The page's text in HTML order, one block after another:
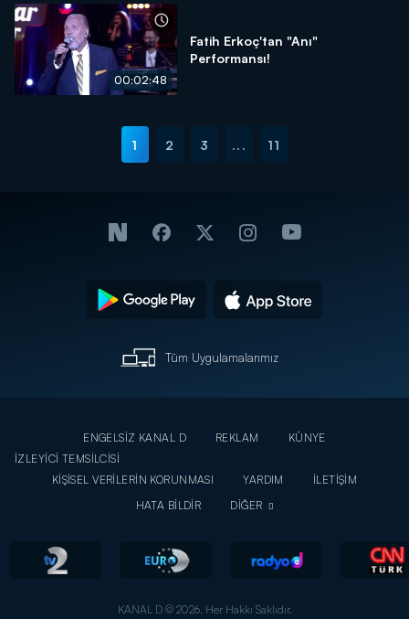
00:02:48
Fatih Erkoç'tan "Anı"
Performansı!
1 2 3 ... 11
Tüm Uygulamalarımız
ENGELSİZ KANAL D REKLAM
KÜNYE
İZLEYİCİ TEMSİLCİSİ
KİŞİSEL VERİLERİN KORUNMASI
YARDIM
İLETİŞİM
HATA BİLDİR
DİĞER
KANAL D © 2026. Her Hakkı Saklıdır.